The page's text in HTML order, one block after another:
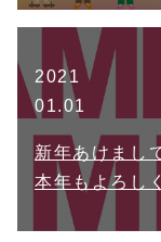
2021
01.01
新年あけまし
本年もよろし